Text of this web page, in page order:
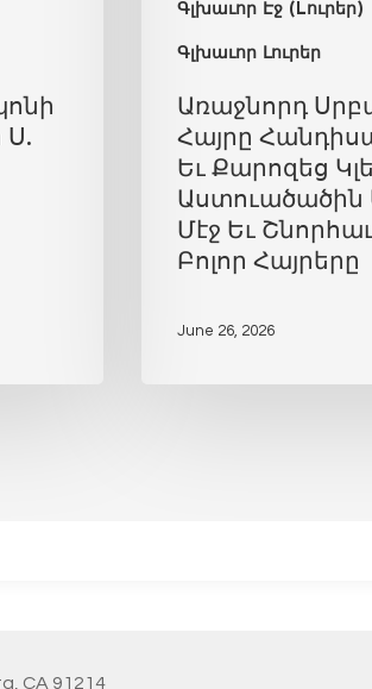
Ս.
Գլխաւոր Էջ (Lուրեր)
Գլխաւոր Լուրեր
Առաջնորդ
Հայրը
Եւ Քարոզեց
Աստուածածին
Մէջ Եւ
Բոլոր Հայրերը
June 26, 2026
CA 91214